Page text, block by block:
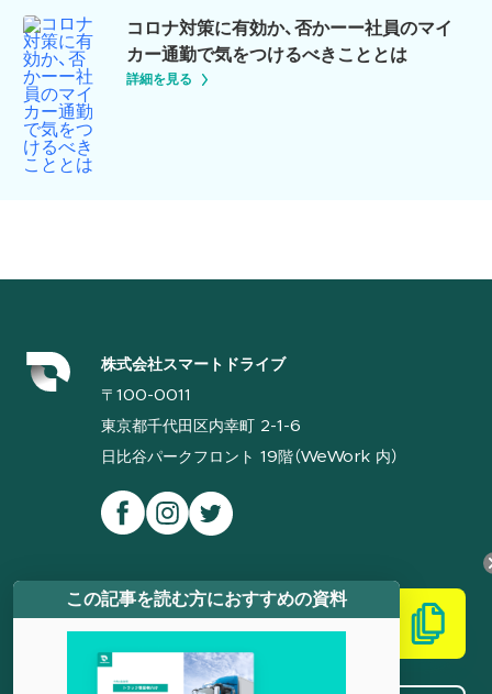
コロナ対策に有効か、否かーー社員のマイ
カー通勤で気をつけるべきこととは
詳細を見る
この記事を読む方におすすめの資料
株式会社スマートドライブ
〒100-0011
東京都千代田区内幸町 2-1-6
日比谷パークフロント 19階（WeWork 内）
資料請求